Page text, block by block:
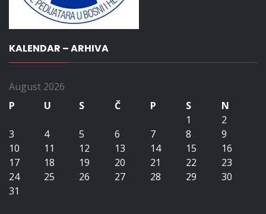
KALENDAR – ARHIVA
August 2026
P
U S Č P S
N
1
2
3
4 5 6 7 8
9
10
11 12 13 14 15
16
17
18 19 20 21 22
23
24
25 26 27 28 29
30
31